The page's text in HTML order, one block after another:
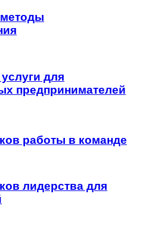
для
предпринимателей
работы в команде
лидерства для